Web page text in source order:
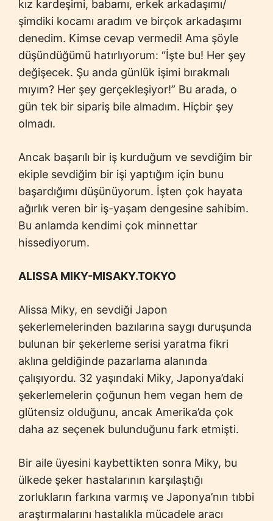
kız kardeşimi, babamı, erkek arkadaşımı/
şimdiki kocamı aradım ve birçok arkadaşımı
denedim. Kimse cevap vermedi! Ama şöyle
düşündüğümü hatırlıyorum: “İşte bu! Her şey
değişecek. Şu anda günlük işimi bırakmalı
mıyım? Her şey gerçekleşiyor!” Bu arada, o
gün tek bir sipariş bile almadım. Hiçbir şey
olmadı.
Ancak başarılı bir iş kurduğum ve sevdiğim bir
ekiple sevdiğim bir işi yaptığım için bunu
başardığımı düşünüyorum. İşten çok hayata
ağırlık veren bir iş-yaşam dengesine sahibim.
Bu anlamda kendimi çok minnettar
hissediyorum.
ALISSA MIKY-MISAKY.TOKYO
Alissa Miky, en sevdiği Japon
şekerlemelerinden bazılarına saygı duruşunda
bulunan bir şekerleme serisi yaratma fikri
aklına geldiğinde pazarlama alanında
çalışıyordu. 32 yaşındaki Miky, Japonya’daki
şekerlemelerin çoğunun hem vegan hem de
glütensiz olduğunu, ancak Amerika’da çok
daha az seçenek bulunduğunu fark etmişti.
Bir aile üyesini kaybettikten sonra Miky, bu
ülkede şeker hastalarının karşılaştığı
zorlukların farkına varmış ve Japonya’nın tıbbi
araştırmalarını hastalıkla mücadele aracı